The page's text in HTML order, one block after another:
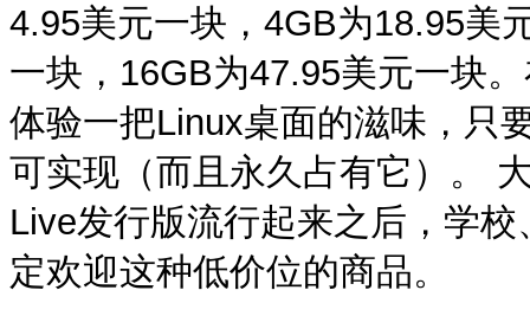
4.95美元一块，4GB为18.95美
一块，16GB为47.95美元一块
体验一把Linux桌面的滋味，只
可实现（而且永久占有它）。
Live发行版流行起来之后，学
定欢迎这种低价位的商品。